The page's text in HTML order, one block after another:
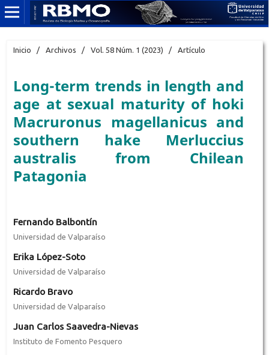
Inicio / Archivos / Vol. 58 Núm. 1 (2023) / Artículo
Long-term trends in length and
age at sexual maturity of hoki
Macruronus magellanicus and
southern hake Merluccius
australis from Chilean
Patagonia
Fernando Balbontín
Universidad de Valparaíso
Erika López-Soto
Universidad de Valparaíso
Ricardo Bravo
Universidad de Valparaíso
Juan Carlos Saavedra-Nievas
Instituto de Fomento Pesquero